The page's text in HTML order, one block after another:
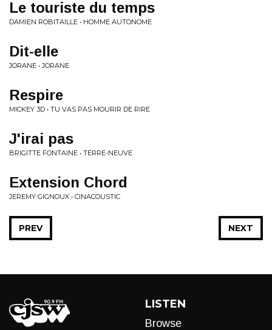
Le touriste du temps
DAMIEN ROBITAILLE • HOMME AUTONOME
Dit-elle
JORANE • JORANE
Respire
MICKEY 3D • TU VAS PAS MOURIR DE RIRE
J'irai pas
BRIGITTE FONTAINE • TERRE-NEUVE
Extension Chord
JEREMY GIGNOUX • CINACOUSTIC
NEXT
PREV
LISTEN
Browse